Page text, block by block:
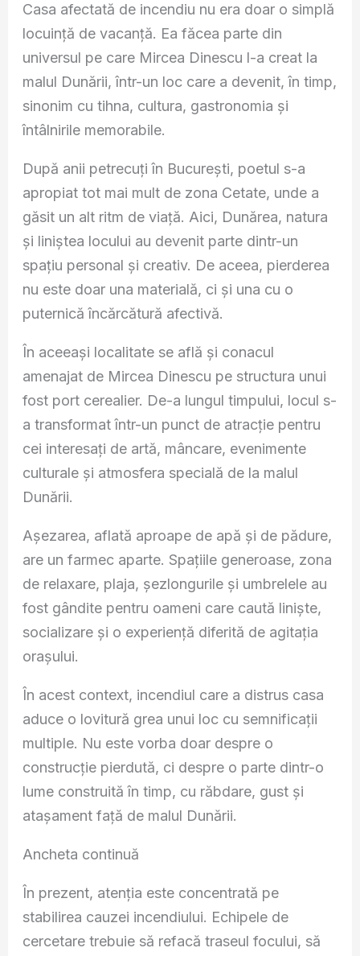
Casa afectată de incendiu nu era doar o simplă
locuință de vacanță. Ea făcea parte din
universul pe care Mircea Dinescu l-a creat la
malul Dunării, într-un loc care a devenit, în timp,
sinonim cu tihna, cultura, gastronomia și
întâlnirile memorabile.
După anii petrecuți în București, poetul s-a
apropiat tot mai mult de zona Cetate, unde a
găsit un alt ritm de viață. Aici, Dunărea, natura
și liniștea locului au devenit parte dintr-un
spațiu personal și creativ. De aceea, pierderea
nu este doar una materială, ci și una cu o
puternică încărcătură afectivă.
În aceeași localitate se află și conacul
amenajat de Mircea Dinescu pe structura unui
fost port cerealier. De-a lungul timpului, locul s-
a transformat într-un punct de atracție pentru
cei interesați de artă, mâncare, evenimente
culturale și atmosfera specială de la malul
Dunării.
Așezarea, aflată aproape de apă și de pădure,
are un farmec aparte. Spațiile generoase, zona
de relaxare, plaja, șezlongurile și umbrelele au
fost gândite pentru oameni care caută liniște,
socializare și o experiență diferită de agitația
orașului.
În acest context, incendiul care a distrus casa
aduce o lovitură grea unui loc cu semnificații
multiple. Nu este vorba doar despre o
construcție pierdută, ci despre o parte dintr-o
lume construită în timp, cu răbdare, gust și
atașament față de malul Dunării.
Ancheta continuă
În prezent, atenția este concentrată pe
stabilirea cauzei incendiului. Echipele de
cercetare trebuie să refacă traseul focului, să